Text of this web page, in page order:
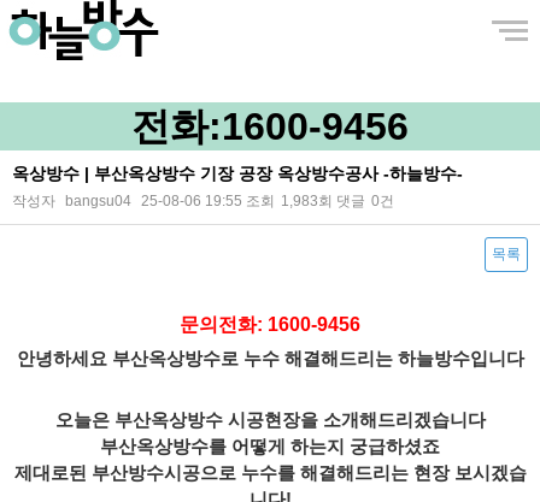
전화:1600-9456
옥상방수 | 부산옥상방수 기장 공장 옥상방수공사 -하늘방수-
작성자 bangsu04 25-08-06 19:55 조회 1,983회 댓글 0건
목록
문의전화: 1600-9456
안녕하세요 부산옥상방수로 누수 해결해드리는 하늘방수입니다
오늘은 부산옥상방수 시공현장을 소개해드리겠습니다
부산옥상방수를 어떻게 하는지 궁급하셨죠
제대로된 부산방수시공으로 누수를해결해드리는 현장 보시겠습